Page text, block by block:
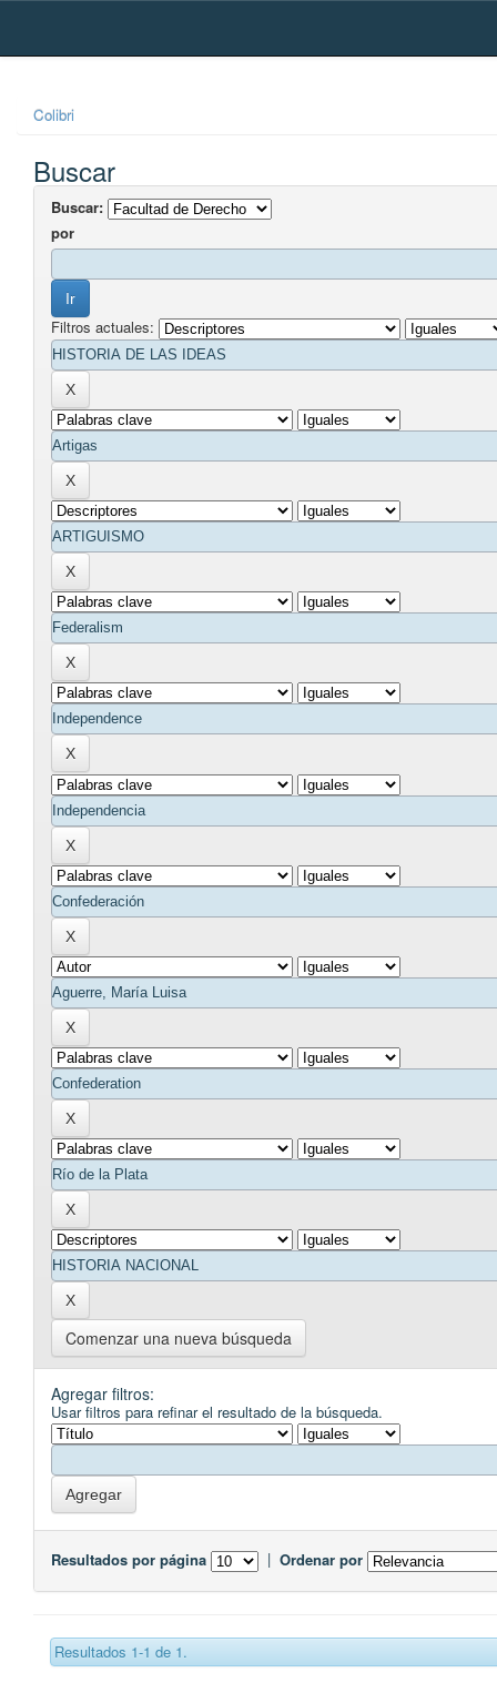
Skip
Colibri
Buscar
Buscar:
por
Filtros actuales:
Comenzar una nueva búsqueda
Agregar filtros:
Usar filtros para refinar el resultado de la búsqueda.
Resultados por página | Ordenar por
Resultados 1-1 de 1.